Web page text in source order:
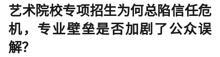
艺术院校专项招生为何总陷信任危
机，专业壁垒是否加剧了公众误
解？